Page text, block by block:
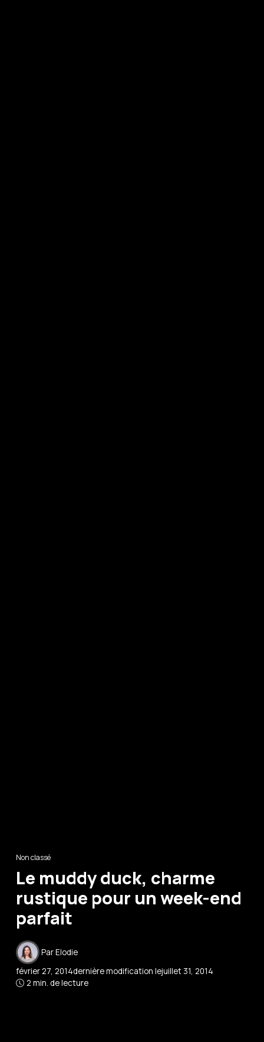
Non classé
Le muddy duck, charme
rustique pour un week-end
parfait
ParElodie
février 27, 2014dernière modification lejuillet 31, 2014
2 min. de lecture